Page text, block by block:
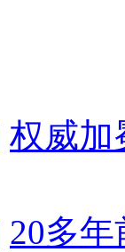
权威加
20多